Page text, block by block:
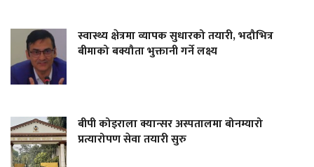
स्वास्थ्य क्षेत्रमा व्यापक सुधारको तयारी, भदौभित्र
बीमाको बक्यौता भुक्तानी गर्ने लक्ष्य
बीपी कोइराला क्यान्सर अस्पतालमा बोनम्यारो
प्रत्यारोपण सेवा तयारी सुरु